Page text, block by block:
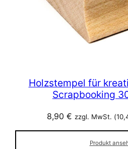
Holzstempel für
Scrapbooking
8,90 € zzgl. MwSt. (
Produkt